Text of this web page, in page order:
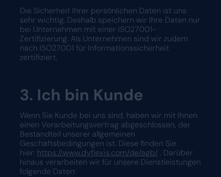
Die Sicherheit Ihrer persönlichen Daten ist uns
sehr wichtig. Deshalb speichern wir Ihre Daten nur
bei Unternehmen mit einer ISO27001-
Zertifizierung. Als Unternehmen sind wir zudem
nach ISO27001 für Informationssicherheit
zertifiziert.
3. Ich bin Kunde
Wenn Sie Kunde bei uns sind, haben wir mit Ihnen
einen Verarbeitungsvertrag abgeschlossen, der
Bestandteil unserer allgemeinen
Geschäftsbedingungen ist. Diese finden Sie
hier: https://www.dyflexis.com/de/agb/ . Darüber
hinaus verarbeiten wir für unsere Dienstleistungen
folgende Daten: